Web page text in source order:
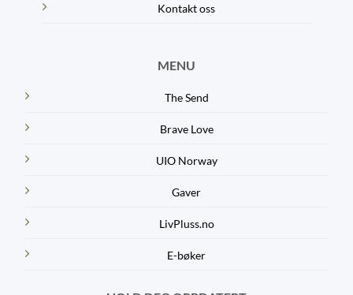
Kontakt oss
MENU
The Send
Brave Love
UIO Norway
Gaver
LivPluss.no
E-bøker